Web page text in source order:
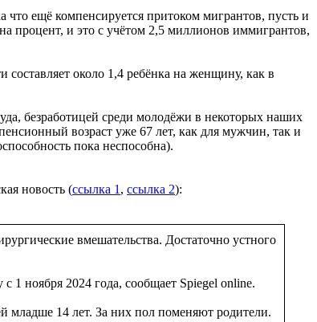
ещё компенсируется притоком мигрантов, пусть и
процент, и это с учётом 2,5 миллионов иммигрантов,
около 1,4 ребёнка на женщину, как в
безработицей среди молодёжи в некоторых наших
возраст уже 67 лет, как для мужчин, так и
пока неспособна).
новость (ссылка 1 , ссылка 2):
вмешательства. Достаточно устного
1 ноября 2024 года, сообщает Spiegel online.
младше 14 лет. За них пол поменяют родители.